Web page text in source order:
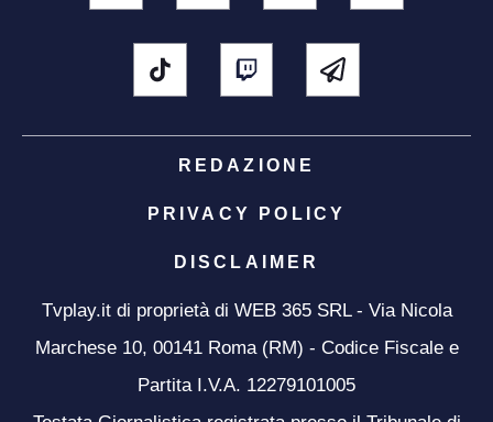
REDAZIONE
PRIVACY POLICY
DISCLAIMER
Tvplay.it di proprietà di WEB 365 SRL - Via Nicola
Marchese 10, 00141 Roma (RM) - Codice Fiscale e
Partita I.V.A. 12279101005